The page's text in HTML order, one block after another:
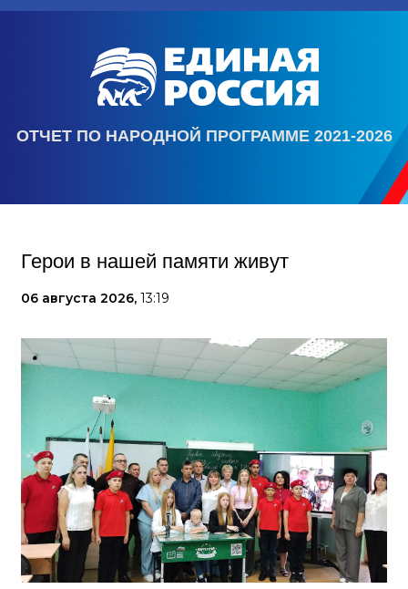
ОТЧЕТ ПО НАРОДНОЙ ПРОГРАММЕ 2021-2026
Герои в нашей памяти живут
06 августа 2026, 13:19